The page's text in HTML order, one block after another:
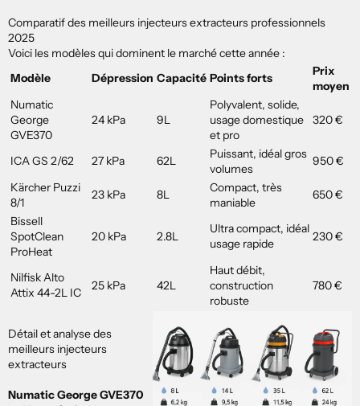
Comparatif des meilleurs injecteurs extracteurs professionnels
2025
Voici les modèles qui dominent le marché cette année :
Modèle
Dépression Capacité Points forts
Prix
moyen
Numatic
George
GVE370
24 kPa 9L
Polyvalent, solide,
usage domestique
et pro
320 €
ICA GS 2/62 27 kPa 62L
Puissant, idéal gros
volumes
950 €
Kärcher Puzzi
8/1
23 kPa 8L
Compact, très
maniable
650 €
Bissell
SpotClean
ProHeat
20 kPa 2.8L
Ultra compact, idéal
usage rapide
230 €
Nilfisk Alto
Attix 44-2L IC
25 kPa 42L
Haut débit,
construction
robuste
780 €
Détail et analyse des
meilleurs injecteurs
extracteurs
Numatic George GVE370